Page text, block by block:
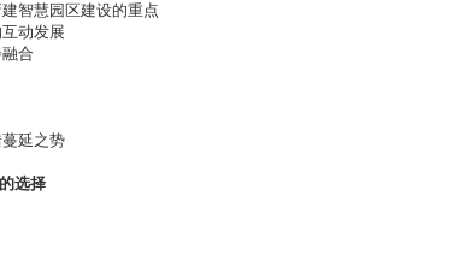
智慧园区建设的重点
动发展
融合
蔓延之势
选择